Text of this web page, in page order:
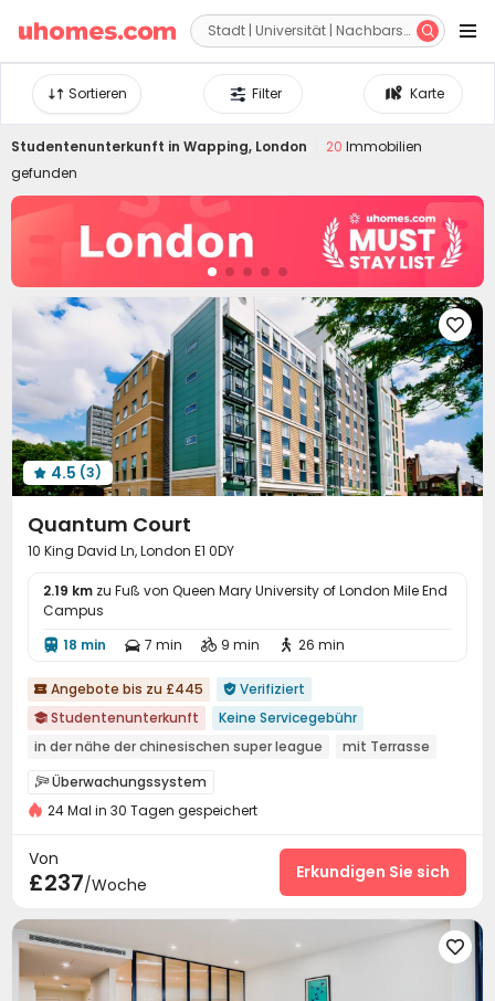
 
Karte
Filter
Sortieren
Studentenunterkunft in Wapping, London 20 Immobilien
gefunden

 4.5 (3)
Quantum Court
10 King David Ln, London E1 0DY
2.19 km zu Fuß von Queen Mary University of London Mile End
Campus
 18 min  7 min  9 min  26 min
 Angebote bis zu £445  Verifiziert
 Studentenunterkunft
Keine Servicegebühr
in der nähe der chinesischen super league
mit Terrasse
Preisgarantie für begrenzte Zeit
Loft-Wohnung
Visum nicht genehmigt, Rücktritt möglich
Überwachungssystem
 24-Stunden-Sicherheitsdienst
Zutrittskontrollsystem Paketannahme und -versand
Rezeption Paketerinnerungssystem
Vor-Ort-Service-Team  Soziale Aktivitäten
Drahtloses Netzwerk Waschraum
Lounge für Bewohner Gemeinschaftsküche
24 Mal in 30 Tagen gespeichert
Von
£237/Woche
Erkundigen Sie sich
